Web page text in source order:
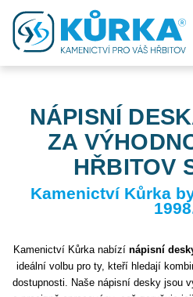
NÁPISNÍ
ZA
HŘBITOV
Kamenictví Kůrka
Kamenictví Kůrka nabízí nápisní
ideální volbu pro ty, kteří hledají
dostupnosti. Naše nápisní desky jsou